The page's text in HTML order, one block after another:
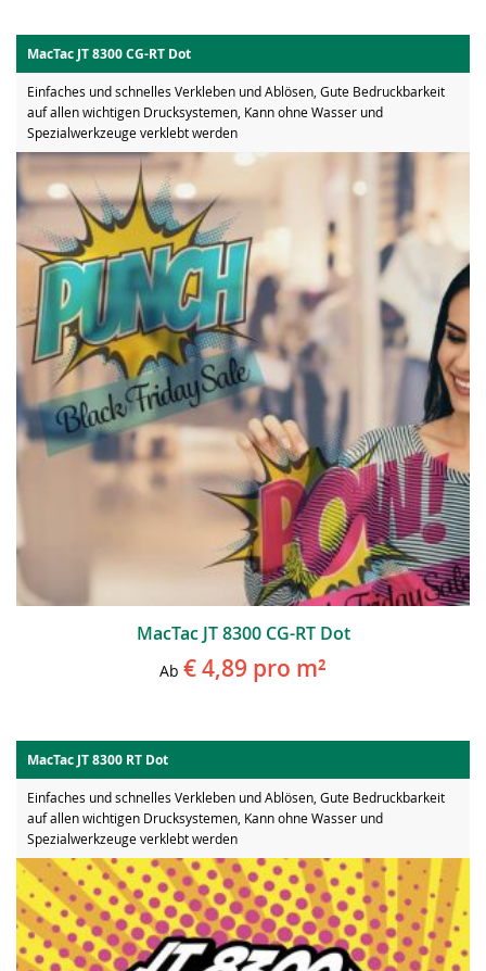
MacTac JT 8300 CG-RT Dot
Einfaches und schnelles Verkleben und Ablösen, Gute Bedruckbarkeit
auf allen wichtigen Drucksystemen, Kann ohne Wasser und
Spezialwerkzeuge verklebt werden
MacTac JT 8300 CG-RT Dot
Ab € 4,89 pro m²
MacTac JT 8300 RT Dot
Einfaches und schnelles Verkleben und Ablösen, Gute Bedruckbarkeit
auf allen wichtigen Drucksystemen, Kann ohne Wasser und
Spezialwerkzeuge verklebt werden